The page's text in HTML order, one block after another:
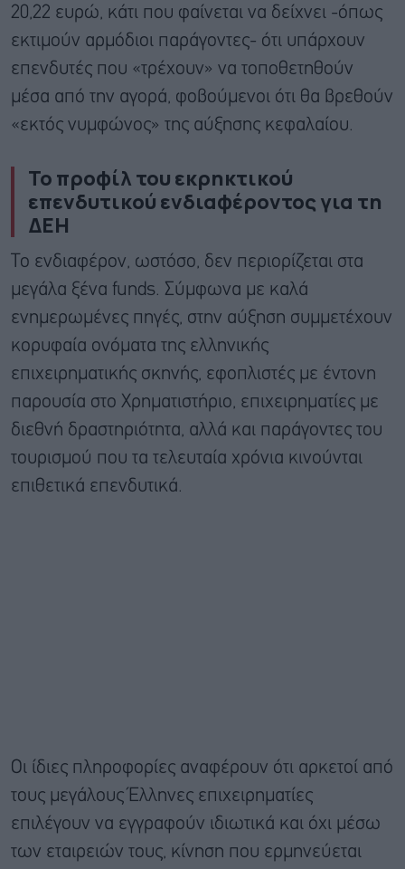
20,22 ευρώ, κάτι που φαίνεται να δείχνει -όπως
εκτιμούν αρμόδιοι παράγοντες- ότι υπάρχουν
επενδυτές που «τρέχουν» να τοποθετηθούν
μέσα από την αγορά, φοβούμενοι ότι θα βρεθούν
«εκτός νυμφώνος» της αύξησης κεφαλαίου.
Το προφίλ του εκρηκτικού
επενδυτικού ενδιαφέροντος για τη
ΔΕΗ
Το ενδιαφέρον, ωστόσο, δεν περιορίζεται στα
μεγάλα ξένα funds. Σύμφωνα με καλά
ενημερωμένες πηγές, στην αύξηση συμμετέχουν
κορυφαία ονόματα της ελληνικής
επιχειρηματικής σκηνής, εφοπλιστές με έντονη
παρουσία στο Χρηματιστήριο, επιχειρηματίες με
διεθνή δραστηριότητα, αλλά και παράγοντες του
τουρισμού που τα τελευταία χρόνια κινούνται
επιθετικά επενδυτικά.
Οι ίδιες πληροφορίες αναφέρουν ότι αρκετοί από
τους μεγάλους Έλληνες επιχειρηματίες
επιλέγουν να εγγραφούν ιδιωτικά και όχι μέσω
των εταιρειών τους, κίνηση που ερμηνεύεται